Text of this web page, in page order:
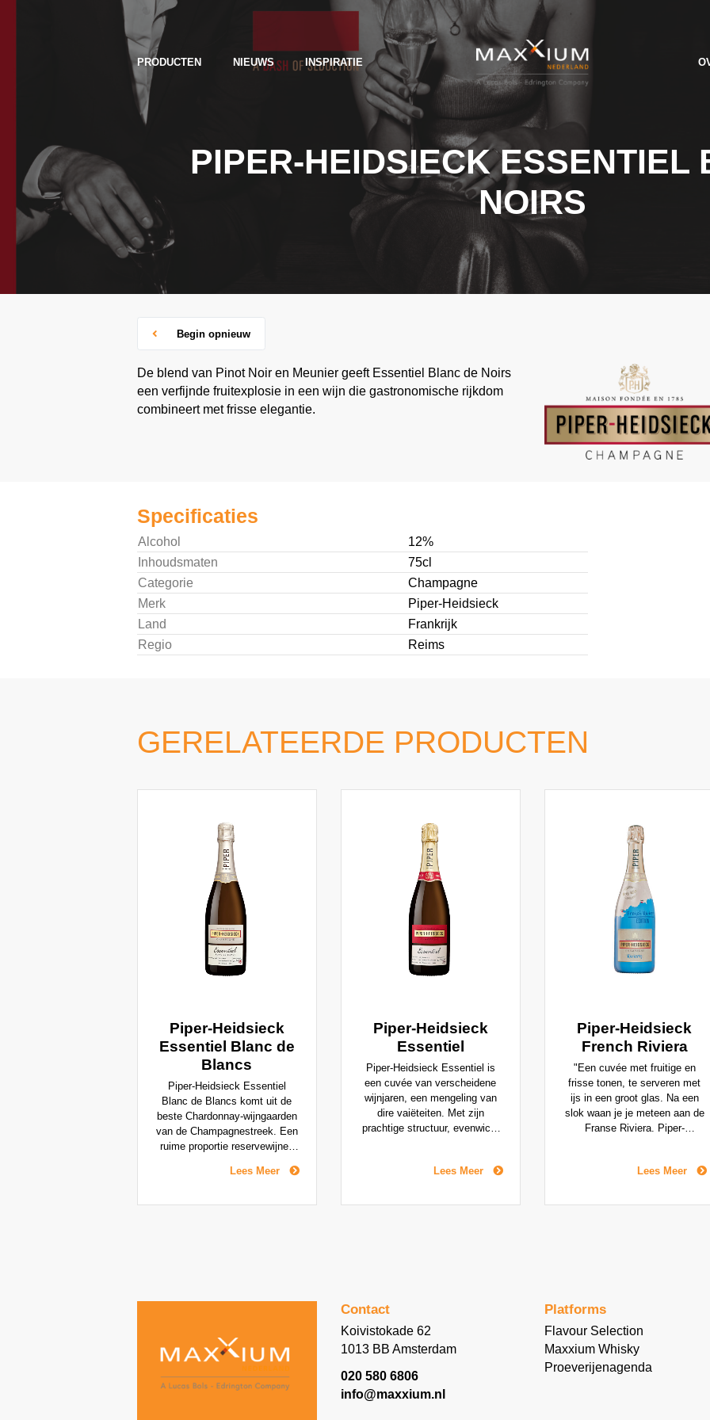
PRODUCTEN NIEUWS INSPIRATIE
PIPER-HEIDSIECK ESSENTIEL
NOIRS
Begin opnieuw
De blend van Pinot Noir en Meunier geeft Essentiel Blanc de Noirs
een verfijnde fruitexplosie in een wijn die gastronomische rijkdom
combineert met frisse elegantie.
Specificaties
Alcohol
12%
Inhoudsmaten
75cl
Categorie
Champagne
Merk
Piper-Heidsieck
Land
Frankrijk
Regio
Reims
GERELATEERDE PRODUCTEN
Piper-Heidsieck
Essentiel Blanc de
Blancs
Piper-Heidsieck Essentiel
Blanc de Blancs komt uit de
beste Chardonnay-wijngaarden
van de Champagnestreek. Een
ruime proportie reservewijnen
met de wijnen van het jaar, om
tot uidrukking te brengen.
Lees Meer
Piper-Heidsieck
Essentiel
Piper-Heidsieck Essentiel is
een cuvée van verscheidene
wijnjaren, een mengeling van
dire vaiëteiten. Met zijn
prachtige structuur, evenwicht
van het huis. Deze cuvée heeft
dosage en heet een
Lees Meer
Piper-Heidsieck
French Riviera
"Een cuvée met fruitige en
frisse tonen, te serveren met
ijs in een groot glas. Na een
slok waan je je meteen aan de
Franse Riviera. Piper-
kelderrijping en heeft minder
champagnes, daarom is deze
Lees Meer
Contact
Koivistokade 62
1013 BB Amsterdam
020 580 6806
info@maxxium.nl
Platforms
Flavour Selection
Maxxium Whisky
Proeverijenagenda